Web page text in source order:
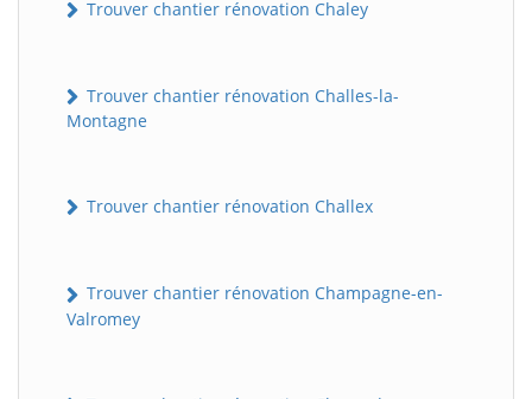
Trouver chantier rénovation Chaley
Trouver chantier rénovation Challes-la-
Montagne
Trouver chantier rénovation Challex
Trouver chantier rénovation Champagne-en-
Valromey